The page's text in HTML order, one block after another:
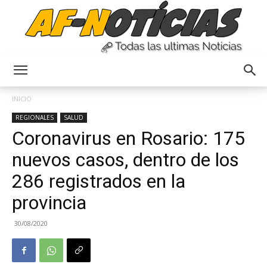
INICIO
REGIONALES SALUD
Coronavirus en Rosario: 175
nuevos casos, dentro de los
286 registrados en la
provincia
30/08/2020